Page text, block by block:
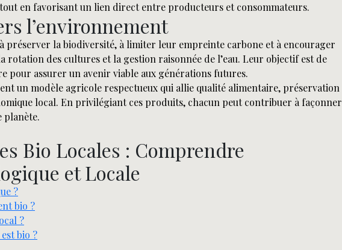
en favorisant un lien direct entre producteurs et consommateurs.
l’environnement
préserver la biodiversité, à limiter leur empreinte carbone et à encourager
rotation des cultures et la gestion raisonnée de l’eau. Leur objectif est de
pour assurer un avenir viable aux générations futures.
un modèle agricole respectueux qui allie qualité alimentaire, préservation
local. En privilégiant ces produits, chacun peut contribuer à façonner
planète.
Bio Locales : Comprendre
et Locale
?
bio ?
?
bio ?